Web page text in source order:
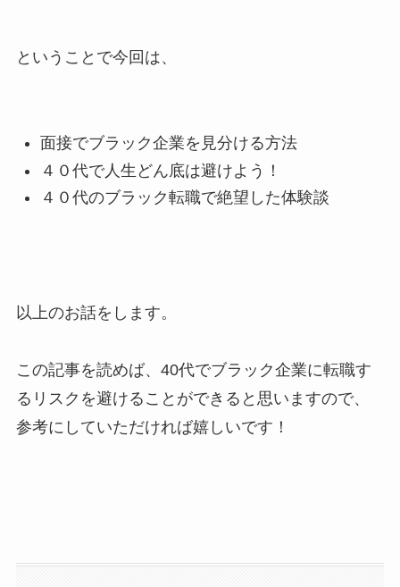
ということで今回は、
面接でブラック企業を見分ける方法
４０代で人生どん底は避けよう！
４０代のブラック転職で絶望した体験談
以上のお話をします。
この記事を読めば、40代でブラック企業に転職す
るリスクを避けることができると思いますので、
参考にしていただければ嬉しいです！